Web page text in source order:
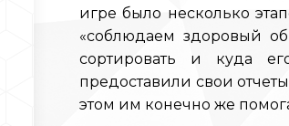
игре было несколько
«соблюдаем здоровый
сортировать и куда
предоставили свои
этом им конечно же